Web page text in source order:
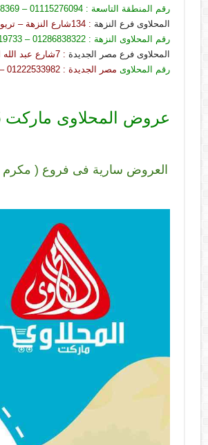
رقم المنطقة التاسعة : 01115276094 – 01097588369 – 01204578041
المحلاوى فرع النزهة : 134شارع النزهة – تريومف – مصر الجديدة
رقم المحلاوى النزهة : 01286838322 – 01102719733 – 01098881794
المحلاوى فرع مصر الجديدة : 7شارع عبد الله ابو السعود – تريومف – مصر الجديدة
رقم المحلاوى مصر الجديدة : 01222533982 – 01155488343 – 01064819474
عروض المحلاوى ماركت 2025
العروض سارية فى فروع ( مكرم